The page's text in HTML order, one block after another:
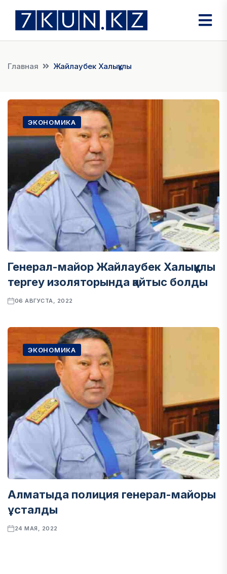
Главная Жайлаубек Халықұлы
ЭКОНОМИКА
Генерал-майор Жайлаубек Халықұлы
тергеу изоляторында қайтыс болды
06 АВГУСТА, 2022
ЭКОНОМИКА
Алматыда полиция генерал-майоры
ұсталды
24 МАЯ, 2022